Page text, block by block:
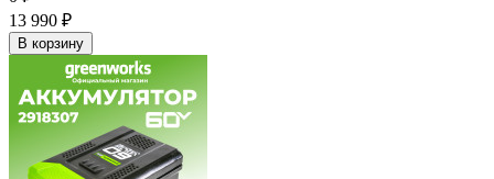
13 990 ₽
В корзину